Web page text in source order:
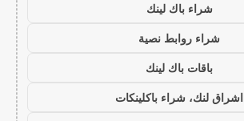
شراء باك لينك
شراء روابط نصية
باقات باك لينك
اشراق لنك، شراء باكلينكات